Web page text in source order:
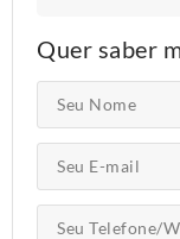
Quer saber